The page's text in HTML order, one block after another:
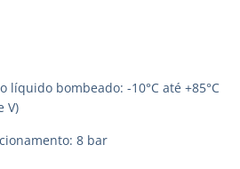
líquido bombeado: -10°C até +85°C
V)
8 bar